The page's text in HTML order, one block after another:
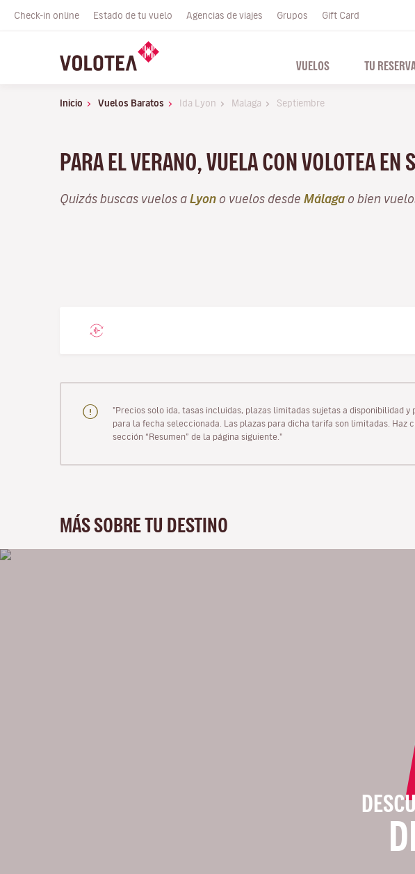
Check-in online Estado de tu vuelo Agencias de viajes Grupos Gift Card
VUELOS TU
Inicio Vuelos Baratos Ida Lyon Malaga Septiembre
PARA EL VERANO, VUELA CON VOLOTEA
Quizás buscas vuelos a Lyon o vuelos desde Málaga o bien
"Precios solo ida, tasas incluidas, plazas limitadas sujetas a disponibilidad
para la fecha seleccionada. Las plazas para dicha tarifa son limitadas. Haz
sección “Resumen” de la página siguiente."
MÁS SOBRE TU DESTINO